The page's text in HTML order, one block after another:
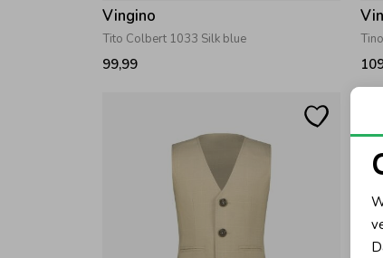
Vingino
Tito Colbert 1033 Silk blue
99,99